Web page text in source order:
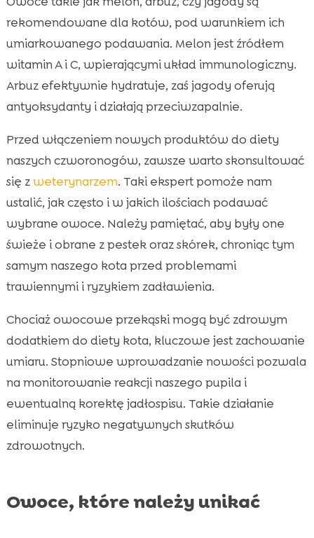
rekomendowane dla kotów, pod warunkiem ich
umiarkowanego podawania. Melon jest źródłem
witamin A i C, wpierającymi układ immunologiczny.
Arbuz efektywnie hydratuje, zaś jagody oferują
antyoksydanty i działają przeciwzapalnie.
Przed włączeniem nowych produktów do diety
naszych czworonogów, zawsze warto skonsultować
się zweterynarzem. Taki ekspert pomoże nam
ustalić, jak często i w jakich ilościach podawać
wybrane owoce. Należy pamiętać, aby były one
świeże i obrane z pestek oraz skórek, chroniąc tym
samym naszego kota przed problemami
trawiennymi i ryzykiem zadławienia.
Chociaż owocowe przekąski mogą być zdrowym
dodatkiem do diety kota, kluczowe jest zachowanie
umiaru. Stopniowe wprowadzanie nowości pozwala
na monitorowanie reakcji naszego pupila i
ewentualną korektę jadłospisu. Takie działanie
eliminuje ryzyko negatywnych skutków
zdrowotnych.
Owoce, które należy unikać